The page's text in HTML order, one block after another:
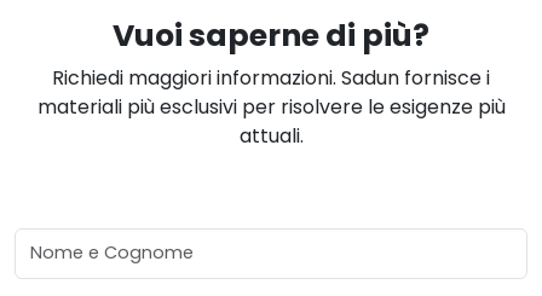
Vuoi saperne di più?
Richiedi maggiori informazioni. Sadun fornisce i
materiali più esclusivi per risolvere le esigenze più
attuali.
Nome e Cognome